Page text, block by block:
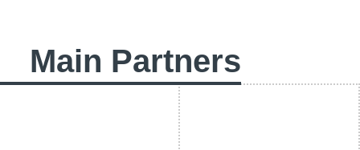
Main Partners